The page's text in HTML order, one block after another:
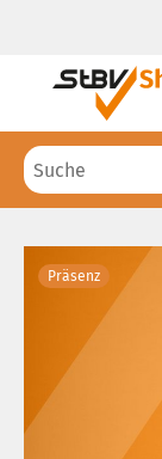
Präsenz